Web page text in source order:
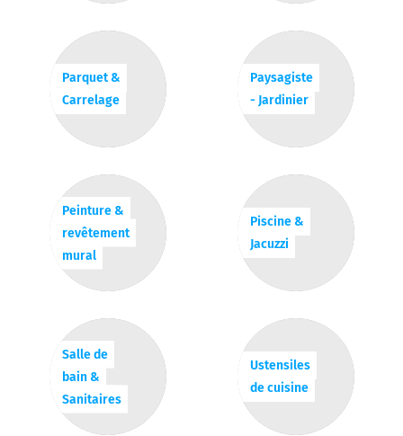
Parquet &
Carrelage
Paysagiste
- Jardinier
Peinture &
revêtement
mural
Piscine &
Jacuzzi
Salle de
bain &
Sanitaires
Ustensiles
de cuisine